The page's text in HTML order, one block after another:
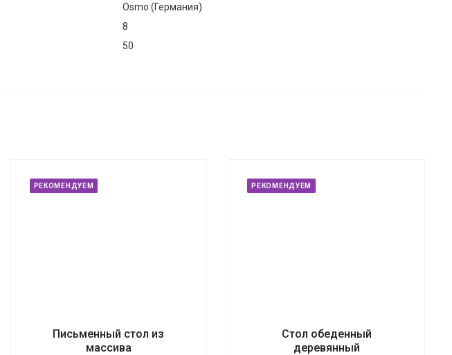
Osmo (Германия)
8
50
РЕКОМЕНДУЕМ
Письменный стол из
массива
РЕКОМЕНДУЕМ
Стол обеденный
деревянный